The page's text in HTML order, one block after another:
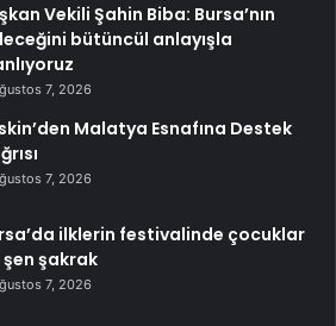
Vekili Şahin Biba: Bursa’nın
bütüncül anlayışla
7, 2026
Malatya Esnafına Destek
7, 2026
ilklerin festivalinde çocuklar
şakrak
7, 2026